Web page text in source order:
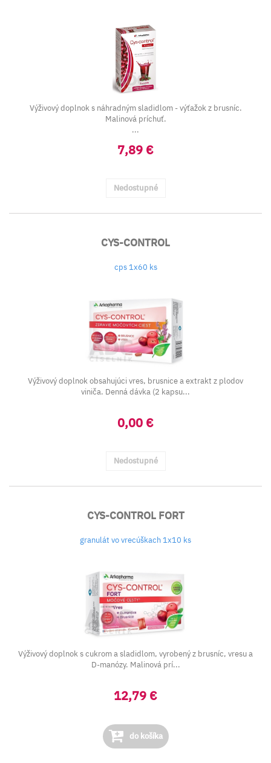
Výživový doplnok s náhradným sladidlom - výťažok z brusníc.
Malinová príchuť.
...
7,89 €
Nedostupné
CYS-CONTROL
cps 1x60 ks
Výživový doplnok obsahujúci vres, brusnice a extrakt z plodov
viniča. Denná dávka (2 kapsu...
0,00 €
Nedostupné
CYS-CONTROL FORT
granulát vo vrecúškach 1x10 ks
Výživový doplnok s cukrom a sladidlom, vyrobený z brusníc, vresu a
D-manózy. Malinová prí...
12,79 €
do košíka